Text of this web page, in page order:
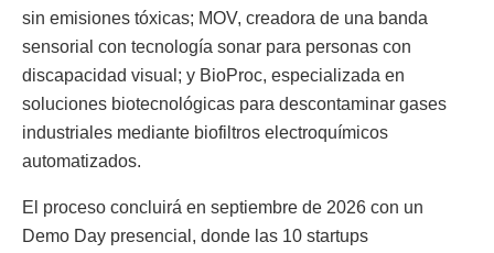
sin emisiones tóxicas; MOV, creadora de una banda
sensorial con tecnología sonar para personas con
discapacidad visual; y BioProc, especializada en
soluciones biotecnológicas para descontaminar gases
industriales mediante biofiltros electroquímicos
automatizados.
El proceso concluirá en septiembre de 2026 con un
Demo Day presencial, donde las 10 startups